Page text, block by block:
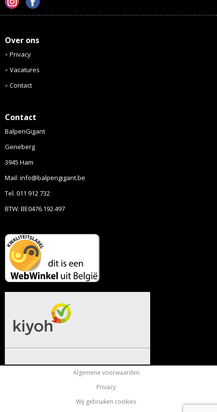
Over ons
Privacy
Vacatures
Contact
Contact
BalpenGigant
Geneberg
3945 Ham
Mail: info@balpengigant.be
Tel. 011 912 732
BTW: BE0476.192.497
Algemene voorwaarden
Privacy
Wij gebruiken cookies